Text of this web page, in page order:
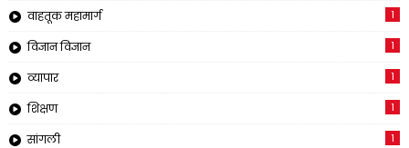
वाहतूक महामार्ग 1
विज्ञान विज्ञान 1
व्यापार 1
शिक्षण 1
सांगली 1